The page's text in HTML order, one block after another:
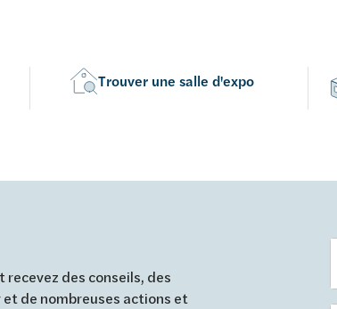
Trouver une salle d'expo
des conseils, des
de nombreuses actions et